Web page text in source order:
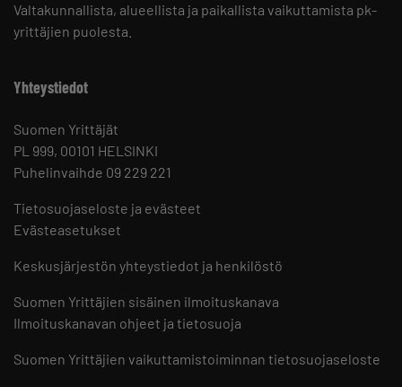
Valtakunnallista, alueellista ja paikallista vaikuttamista pk-
yrittäjien puolesta.
Yhteystiedot
Suomen Yrittäjät
PL 999, 00101 HELSINKI
Puhelinvaihde 09 229 221
Tietosuojaseloste ja evästeet
Evästeasetukset
Keskusjärjestön yhteystiedot ja henkilöstö
Suomen Yrittäjien sisäinen ilmoituskanava
Ilmoituskanavan ohjeet ja tietosuoja
Suomen Yrittäjien vaikuttamistoiminnan tietosuojaseloste